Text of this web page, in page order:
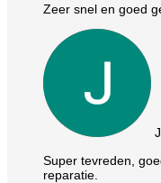
Zeer snel en goed
Super tevreden,
reparatie.